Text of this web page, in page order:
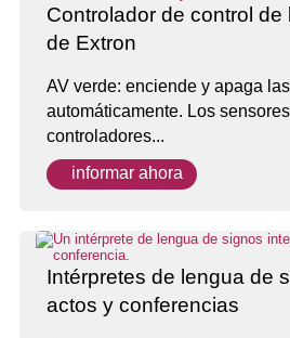
Controlador de control de
de Extron
AV verde: enciende y apaga
automáticamente. Los
controladores...
informar ahora
Intérpretes de lengua de
actos y conferencias